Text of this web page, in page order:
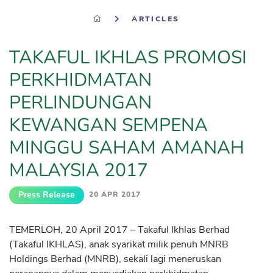
ARTICLES
TAKAFUL IKHLAS PROMOSI
PERKHIDMATAN
PERLINDUNGAN
KEWANGAN SEMPENA
MINGGU SAHAM AMANAH
MALAYSIA 2017
Press Release 20 APR 2017
TEMERLOH, 20 April 2017 – Takaful Ikhlas Berhad
(Takaful IKHLAS), anak syarikat milik penuh MNRB
Holdings Berhad (MNRB), sekali lagi meneruskan